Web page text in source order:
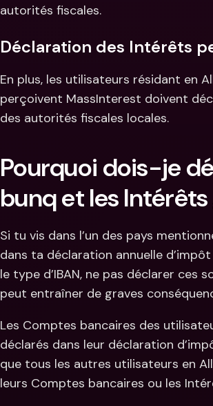
autorités fiscales.
Déclaration des Intérêts
En plus, les utilisateurs résidant en
perçoivent MassInterest doivent
des autorités fiscales locales.
Pourquoi dois-je
bunq et les Intérêts
Si tu vis dans l’un des pays
dans ta déclaration annuelle
le type d’IBAN, ne pas déclarer
peut entraîner de graves
Les Comptes bancaires des
déclarés dans leur déclaration
que tous les autres utilisateurs en
leurs Comptes bancaires ou les